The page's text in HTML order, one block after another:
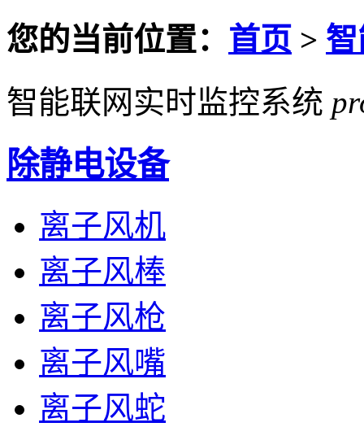
您的当前位置： 首页 >
智能联网实时监控系统
除静电设备
离子风机
离子风棒
离子风枪
离子风嘴
离子风蛇